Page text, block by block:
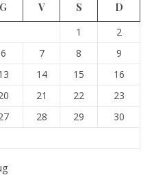
G V S
D
1
2
6 7 8
9
14 15
16
21 22
23
28 29
30